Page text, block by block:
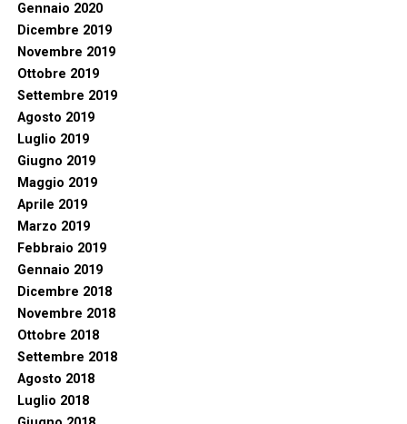
Gennaio 2020
Dicembre 2019
Novembre 2019
Ottobre 2019
Settembre 2019
Agosto 2019
Luglio 2019
Giugno 2019
Maggio 2019
Aprile 2019
Marzo 2019
Febbraio 2019
Gennaio 2019
Dicembre 2018
Novembre 2018
Ottobre 2018
Settembre 2018
Agosto 2018
Luglio 2018